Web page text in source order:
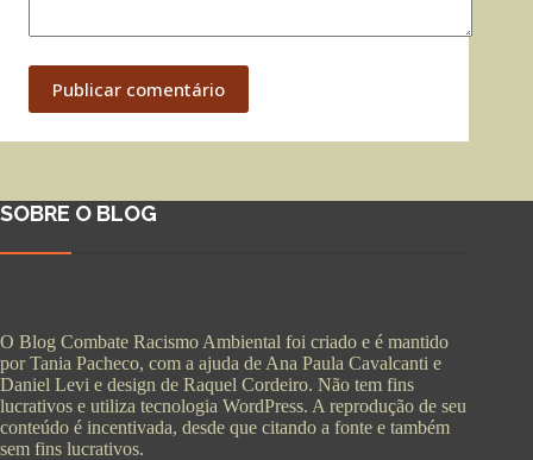
Publicar comentário
SOBRE O BLOG
O Blog Combate Racismo Ambiental foi criado e é mantido
por Tania Pacheco, com a ajuda de Ana Paula Cavalcanti e
Daniel Levi e design de Raquel Cordeiro. Não tem fins
lucrativos e utiliza tecnologia WordPress. A reprodução de seu
conteúdo é incentivada, desde que citando a fonte e também
sem fins lucrativos.